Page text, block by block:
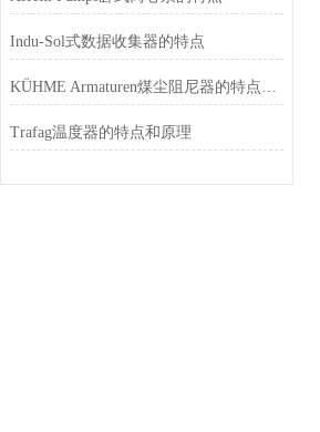
Indu-Sol式数据收集器的特点
KÜHME Armaturen煤尘阻尼器的特点和功能
Trafag温度器的特点和原理